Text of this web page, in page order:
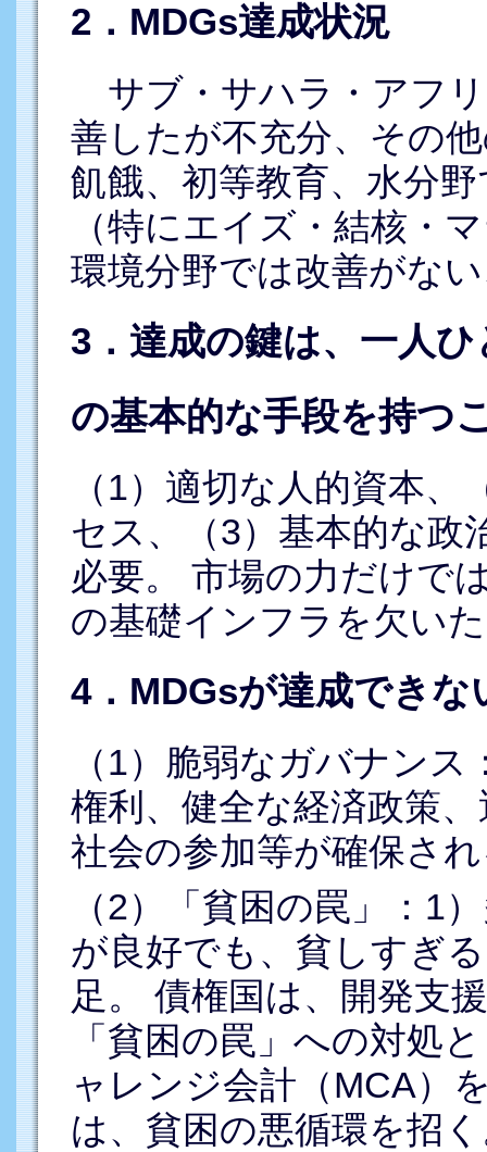
2．MDGs達成状況
サブ・サハラ・アフ
善したが不充分、その
飢餓、初等教育、水分
（特にエイズ・結核・
環境分野では改善がな
3．達成の鍵は、一人
の基本的な手段を持つ
（1）適切な人的資本
セス、（3）基本的な政
必要。 市場の力だけで
の基礎インフラを欠い
4．MDGsが達成できな
（1）脆弱なガバナン
権利、健全な経済政策
社会の参加等が確保さ
（2）「貧困の罠」：1
が良好でも、貧しすぎ
足。 債権国は、開発支
「貧困の罠」への対処
ャレンジ会計（MCA）
は、貧困の悪循環を招